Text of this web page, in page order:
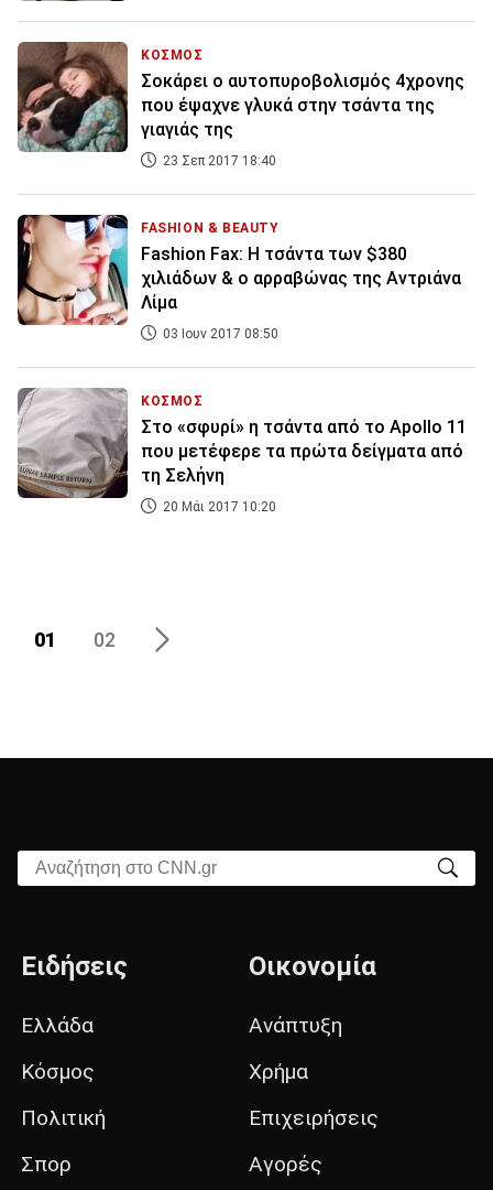
ΚΟΣΜΟΣ
Σοκάρει ο αυτοπυροβολισμός 4χρονης
που έψαχνε γλυκά στην τσάντα της
γιαγιάς της
23 Σεπ 2017 18:40
FASHION & BEAUTY
Fashion Fax: H τσάντα των $380
χιλιάδων & ο αρραβώνας της Αντριάνα
Λίμα
03 Ιουν 2017 08:50
ΚΟΣΜΟΣ
Στο «σφυρί» η τσάντα από το Apollo 11
που μετέφερε τα πρώτα δείγματα από
τη Σελήνη
20 Μάι 2017 10:20
01 02
Αναζήτηση στο CNN.gr
Ειδήσεις
Ελλάδα
Κόσμος
Πολιτική
Σπορ
Οικονομία
Ανάπτυξη
Χρήμα
Επιχειρήσεις
Αγορές